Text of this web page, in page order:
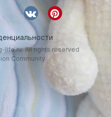
life.ru. All rights reserved
Community